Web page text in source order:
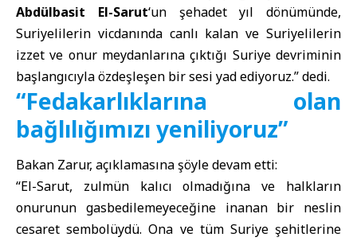
Abdülbasit El-Sarut‘un şehadet yıl dönümünde,
Suriyelilerin vicdanında canlı kalan ve Suriyelilerin
izzet ve onur meydanlarına çıktığı Suriye devriminin
başlangıcıyla özdeşleşen bir sesi yad ediyoruz.” dedi.
“Fedakarlıklarına olan
bağlılığımızı yeniliyoruz”
Bakan Zarur, açıklamasına şöyle devam etti:
“El-Sarut, zulmün kalıcı olmadığına ve halkların
onurunun gasbedilemeyeceğine inanan bir neslin
cesaret sembolüydü. Ona ve tüm Suriye şehitlerine